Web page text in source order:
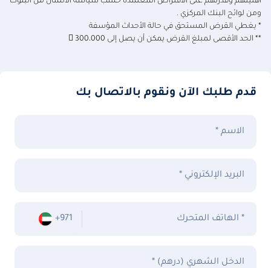
ومن لوائح البنك المركزي .
* يغطي القرض المستحق في حالة الأحداث المؤسفة
** الحد الأقصى لمبلغ القرض يمكن أن يصل إلى 300،000 
قدم طلبك الآن ونقوم بالاتصال بك
الاسم *
البريد الإلكتروني *
+971 الهاتف المتحرك *
الدخل الشهري (درهم) *